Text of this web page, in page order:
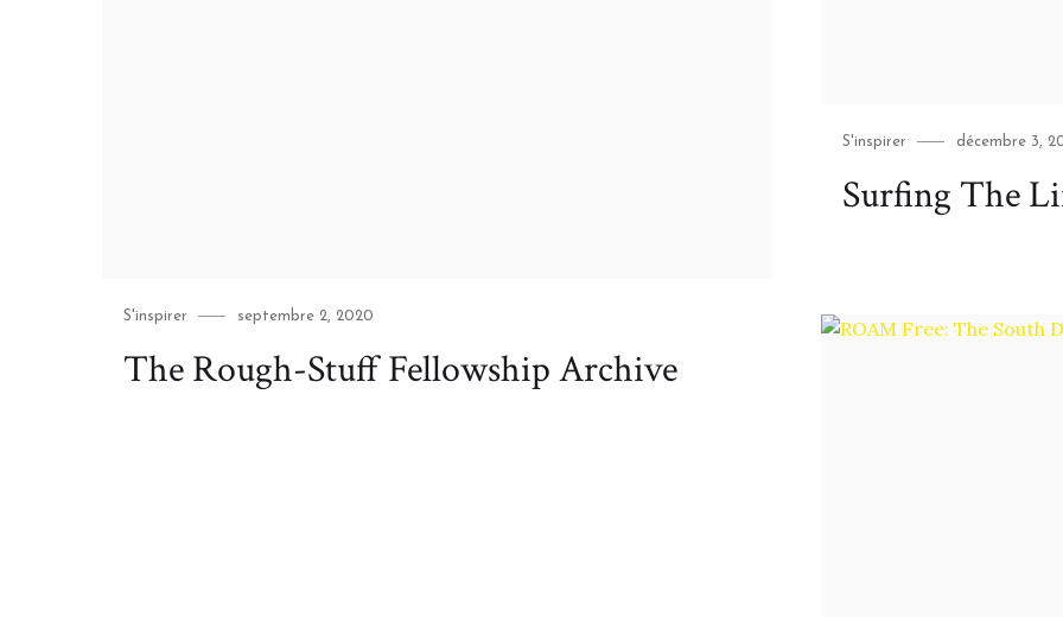
Category
S'inspirer
Posted
décembre 3,
Surfing The
Category
S'inspirer
Posted
septembre 2, 2020
The Rough-Stuff Fellowship Archive